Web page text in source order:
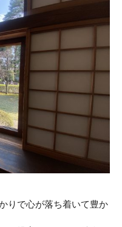
りで心が落ち着いて豊か